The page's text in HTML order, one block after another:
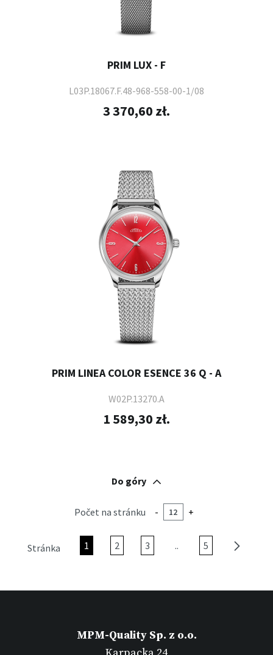
PRIM LUX - F
L03P.18067.F.48-968-558-00-1/08
3 370,60 zł.
PRIM LINEA COLOR ESENCE 36 Q - A
W02P.13270.A
1 589,30 zł.
Do góry
Počet na stránku - +
Stránka 1 2 3 .. 5
MPM-Quality Sp. z o.o.